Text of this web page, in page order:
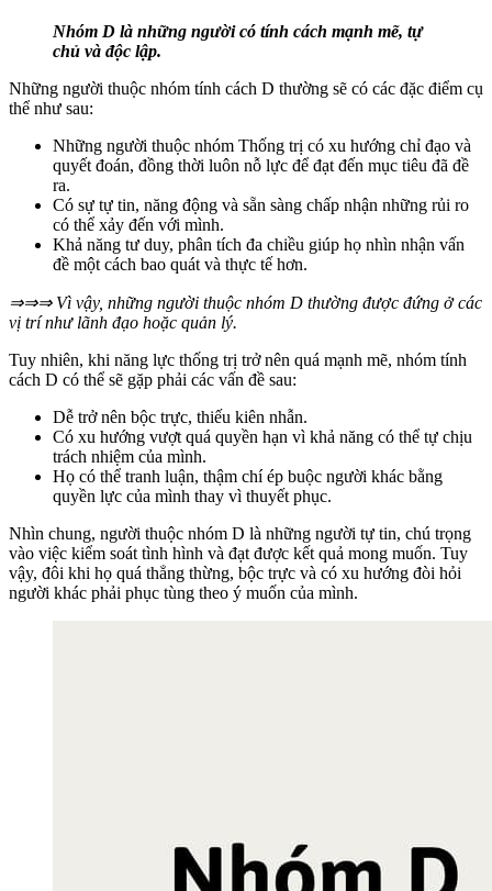
Nhóm D là những người có tính cách mạnh mẽ, tự
chủ và độc lập.
Những người thuộc nhóm tính cách D thường sẽ có các đặc điểm cụ
thể như sau:
Những người thuộc nhóm Thống trị có xu hướng chỉ đạo và
quyết đoán, đồng thời luôn nỗ lực để đạt đến mục tiêu đã đề
ra.
Có sự tự tin, năng động và sẵn sàng chấp nhận những rủi ro
có thể xảy đến với mình.
Khả năng tư duy, phân tích đa chiều giúp họ nhìn nhận vấn
đề một cách bao quát và thực tế hơn.
⇒⇒⇒ Vì vậy, những người thuộc nhóm D thường được đứng ở các
vị trí như lãnh đạo hoặc quản lý.
Tuy nhiên, khi năng lực thống trị trở nên quá mạnh mẽ, nhóm tính
cách D có thể sẽ gặp phải các vấn đề sau:
Dễ trở nên bộc trực, thiếu kiên nhẫn.
Có xu hướng vượt quá quyền hạn vì khả năng có thể tự chịu
trách nhiệm của mình.
Họ có thể tranh luận, thậm chí ép buộc người khác bằng
quyền lực của mình thay vì thuyết phục.
Nhìn chung, người thuộc nhóm D là những người tự tin, chú trọng
vào việc kiểm soát tình hình và đạt được kết quả mong muốn. Tuy
vậy, đôi khi họ quá thẳng thừng, bộc trực và có xu hướng đòi hỏi
người khác phải phục tùng theo ý muốn của mình.